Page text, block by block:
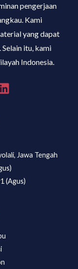
pengerjaan
Kami
yang dapat
itu, kami
Indonesia.
Jawa Tengah
(Agus)